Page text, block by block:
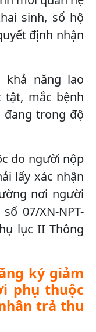
sinh, sổ hộ
định nhận
khả năng lao
tật, mắc bệnh
trong độ
do người nộp
lấy xác nhận
nơi người
07/XN-NPT-
lục II Thông
ký giảm
phụ thuộc
trả thu